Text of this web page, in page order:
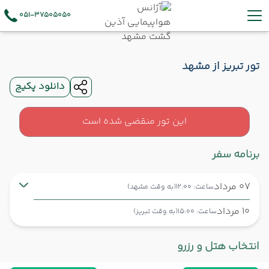
051-37505050
تور تبریز از مشهد
دانلود پکیج
این تور منقضی شده است
برنامه سفر
07 مرداد ساعت: 12:00 (به وقت مشهد)
10 مرداد ساعت: 15:00 (به وقت تبریز)
شروع سفر مشهد ,
انتخاب هتل و رزرو